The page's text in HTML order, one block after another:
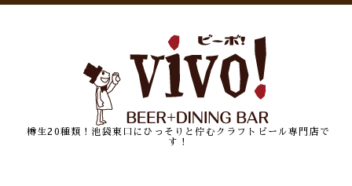
樽生20種類！池袋東口にひっそりと佇むクラフトビール専門店で
す！